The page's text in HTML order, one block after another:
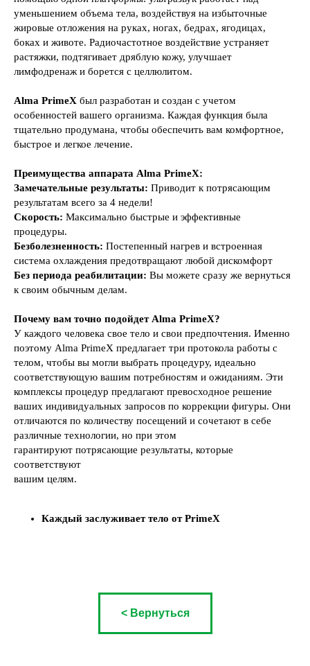
уменьшением объема тела, воздействуя на избыточные
жировые отложения на руках, ногах, бедрах, ягодицах,
боках и животе. Радиочастотное воздействие устраняет
растяжки, подтягивает дряблую кожу, улучшает
лимфодренаж и борется с целлюлитом.
Alma PrimeX был разработан и создан с учетом
особенностей вашего организма. Каждая функция была
тщательно продумана, чтобы обеспечить вам комфортное,
быстрое и легкое лечение.
Преимущества аппарата Alma PrimeX:
Замечательные результаты: Приводит к потрясающим
результатам всего за 4 недели!
Скорость: Максимально быстрые и эффективные
процедуры.
Безболезненность: Постепенный нагрев и встроенная
система охлаждения предотвращают любой дискомфорт
Без периода реабилитации: Вы можете сразу же вернуться
к своим обычным делам.
Почему вам точно подойдет Alma PrimeX?
У каждого человека свое тело и свои предпочтения. Именно
поэтому Alma PrimeX предлагает три протокола работы с
телом, чтобы вы могли выбрать процедуру, идеально
соответствующую вашим потребностям и ожиданиям. Эти
комплексы процедур предлагают превосходное решение
ваших индивидуальных запросов по коррекции фигуры. Они
отличаются по количеству посещений и сочетают в себе
различные технологии, но при этом
гарантируют потрясающие результаты, которые
соответствуют
вашим целям.
Каждый заслуживает тело от PrimeX
< Вернуться